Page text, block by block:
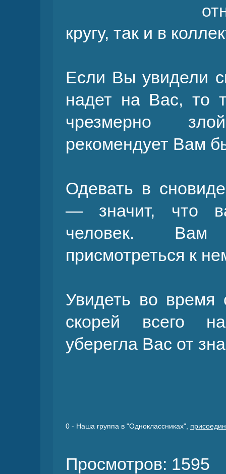
кругу, так и в
Если Вы увидели
надет на Вас, то
чрезмерно
рекомендует Вам
Одевать в
— значит, что
человек. Вам
присмотреться к
Увидеть во время
скорей всего
уберегла Вас от
0 - Наша группа в "Одноклассниках",
Просмотров: 1595